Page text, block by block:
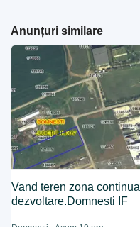
Anunțuri similare
Vand teren zona continua
dezvoltare.Domnesti IF